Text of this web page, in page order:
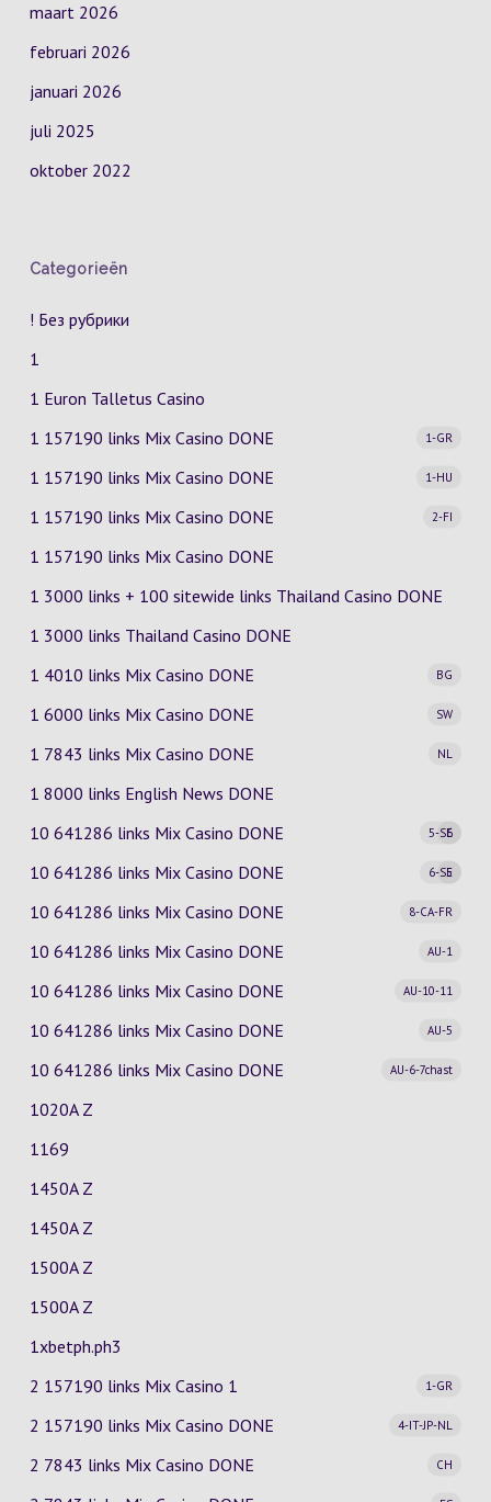
maart 2026
februari 2026
januari 2026
juli 2025
oktober 2022
Categorieën
! Без рубрики
1
1 Euron Talletus Casino
1 157190 links Mix Casino
1-GR
DONE
1 157190 links Mix Casino
1-HU
DONE
1 157190 links Mix Casino
2-FI
DONE
1 157190 links Mix Casino DONE
1 3000 links + 100 sitewide links Thailand Casino DONE
1 3000 links Thailand Casino DONE
1 4010 links Mix Casino
BG
DONE
1 6000 links Mix Casino
SW
DONE
1 7843 links Mix Casino
NL
DONE
1 8000 links English News DONE
10 641286 links Mix Casino
5-SE
6
DONE
10 641286 links Mix Casino
6-SE
5
DONE
10 641286 links Mix Casino
8-CA-FR
DONE
10 641286 links Mix Casino
AU-1
DONE
10 641286 links Mix Casino
AU-10-11
DONE
10 641286 links Mix Casino
AU-5
DONE
10 641286 links Mix Casino
AU-6-7chast
DONE
1020A Z
1169
1450A Z
1450A Z
1500A Z
1500A Z
1xbetph.ph3
2 157190 links Mix Casino
1-GR
1
2 157190 links Mix Casino
4-IT-JP-NL
DONE
2 7843 links Mix Casino
CH
DONE